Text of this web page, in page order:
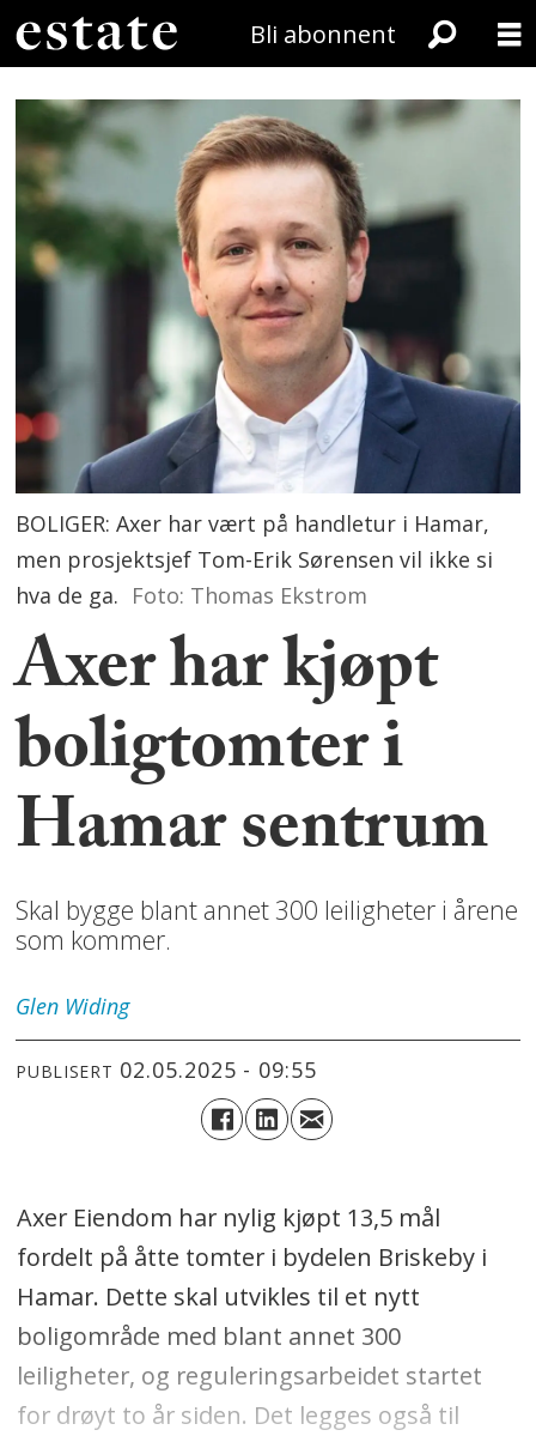
Bli abonnent
BOLIGER: Axer har vært på handletur i Hamar,
men prosjektsjef Tom-Erik Sørensen vil ikke si
hva de ga. Foto: Thomas Ekstrom
Axer har kjøpt
boligtomter i
Hamar sentrum
Skal bygge blant annet 300 leiligheter i årene
som kommer.
Glen Widing
PUBLISERT 02.05.2025 - 09:55
Axer Eiendom har nylig kjøpt 13,5 mål
fordelt på åtte tomter i bydelen Briskeby i
Hamar. Dette skal utvikles til et nytt
boligområde med blant annet 300
leiligheter, og reguleringsarbeidet startet
for drøyt to år siden. Det legges også til